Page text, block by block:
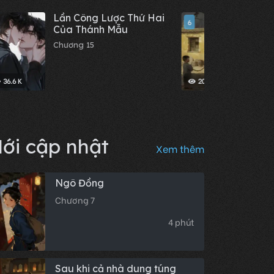
36.6 K
Lần Công Lược Thứ Hai
Của Thánh Mẫu
Chương 15
20.28 K
6
cập nhật Xem thêm
Ngô Đồng
Chương 7
4 phút
Sau khi cả nhà dung túng